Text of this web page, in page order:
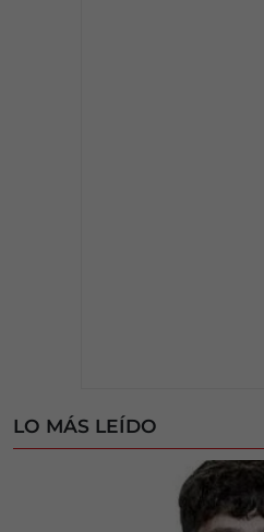
LO MÁS LEÍDO